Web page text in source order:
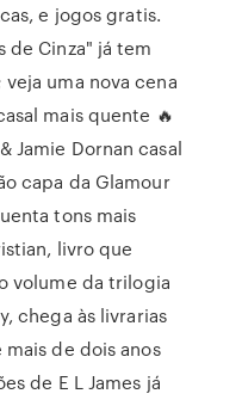
e jogos gratis.
de Cinza" já tem
uma nova cena
mais quente 🔥
Jamie Dornan casal
capa da Glamour
tons mais
livro que
volume da trilogia
chega às livrarias
de dois anos
de E L James já